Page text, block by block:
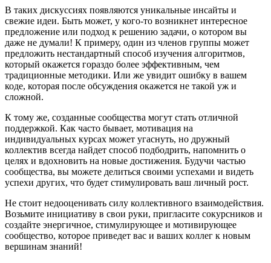
В таких дискуссиях появляются уникальные инсайты и
свежие идеи. Быть может, у кого-то возникнет интересное
предложение или подход к решению задачи, о котором вы
даже не думали! К примеру, один из членов группы может
предложить нестандартный способ изучения алгоритмов,
который окажется гораздо более эффективным, чем
традиционные методики. Или же увидит ошибку в вашем
коде, которая после обсуждения окажется не такой уж и
сложной.
К тому же, созданные сообщества могут стать отличной
поддержкой. Как часто бывает, мотивация на
индивидуальных курсах может угаснуть, но дружный
коллектив всегда найдет способ подбодрить, напомнить о
целях и вдохновить на новые достижения. Будучи частью
сообщества, вы можете делиться своими успехами и видеть
успехи других, что будет стимулировать ваш личный рост.
Не стоит недооценивать силу коллективного взаимодействия.
Возьмите инициативу в свои руки, пригласите сокурсников и
создайте энергичное, стимулирующее и мотивирующее
сообщество, которое приведет вас и ваших коллег к новым
вершинам знаний!